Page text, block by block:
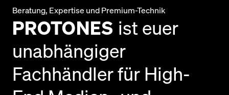
Beratung, Expertise und Premium-Technik
PROTONES ist euer
unabhängiger
Fachhändler für High-